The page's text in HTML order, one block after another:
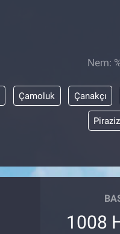
Nem:
Çamoluk Çanakçı
Piraziz
1008